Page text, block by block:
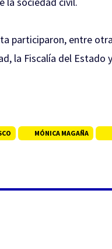
participaron, entre
la Fiscalía del Estado
MÓNICA MAGAÑA